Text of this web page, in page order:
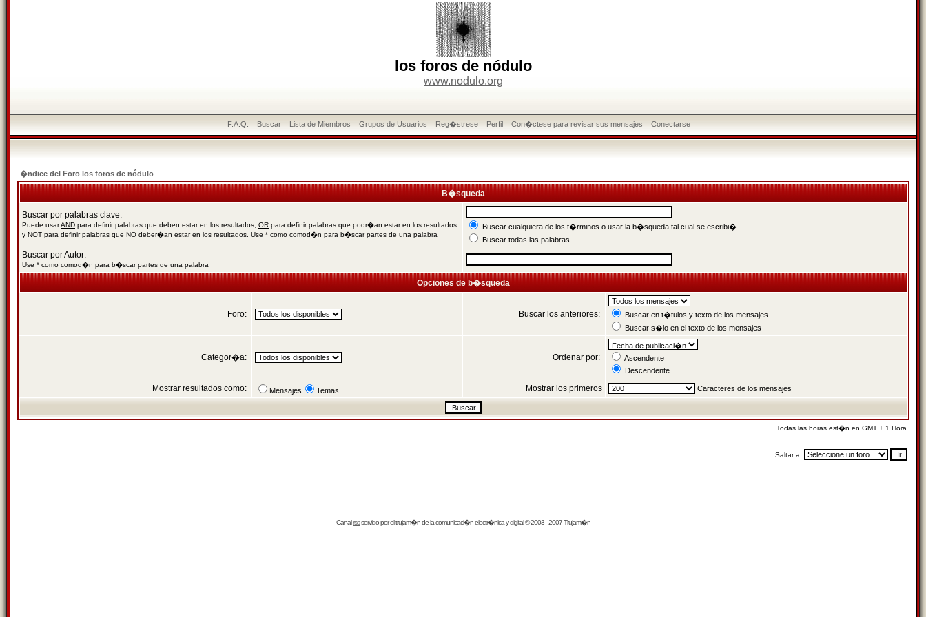
los foros de nódulo
www.nodulo.org
F.A.Q. Buscar Lista de Miembros Grupos de Usuarios Reg�strese Perfil Con�ctese para revisar sus mensajes Conectarse
�ndice del Foro los foros de nódulo
B�squeda
Buscar por palabras clave:
Puede usarAND para definir palabras que deben estar en los resultados, OR para definir palabras que podr�an estar en los resultados
y NOT para definir palabras que NO deber�an estar en los resultados. Use * como comod�n para b�scar partes de una palabra
Buscar cualquiera de los t�rminos o usar la b�squeda tal cual se escribi�
Buscar todas las palabras
Buscar por Autor:
Use * como comod�n para b�scar partes de una palabra
Opciones de b�squeda
Foro: Buscar los anteriores:
Buscar en t�tulos y texto de los mensajes
Buscar s�lo en el texto de los mensajes
Categor�a: Ordenar por:
Ascendente
Descendente
Mostrar resultados como: Mensajes Temas Mostrar los primeros Caracteres de los mensajes
Todas las horas est�n en GMT + 1 Hora
Saltar a:
Canalrssservido por eltrujam�nde la comunicaci�n electr�nica y digital © 2003 - 2007 Trujam�n